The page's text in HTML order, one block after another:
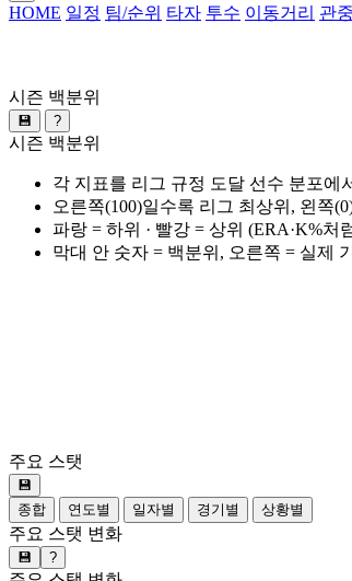
HOME 일정 팀/순위 타자 투수 이동거리 관중
시즌 백분위
💾 ?
시즌 백분위
각 지표를 리그 규정 도달 선수 분포에
오른쪽(100)일수록 리그 최상위, 왼쪽
파랑 = 하위 · 빨강 = 상위 (ERA·K%
막대 안 숫자 = 백분위, 오른쪽 = 실제
주요 스탯
💾
종합
연도별 일자별 경기별 상황별
주요 스탯 변화
💾 ?